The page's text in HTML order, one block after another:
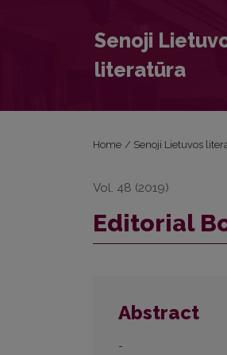
Senoji
literatūra
Home / Senoji Lietuvos
Vol. 48 (2019)
Editorial
Abstract
-